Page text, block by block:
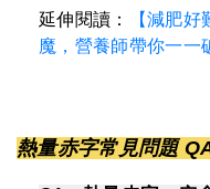
延伸閱讀：
【減肥
魔，營養師帶你一一
熱量赤字常見問題